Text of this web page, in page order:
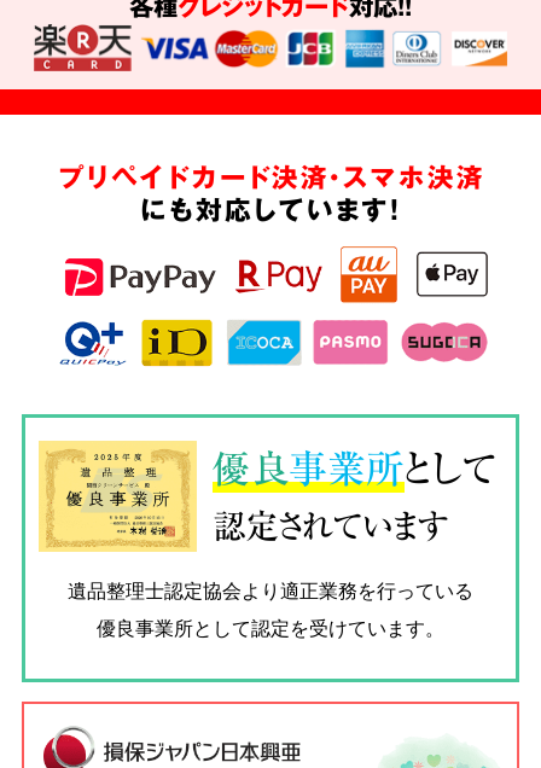
プリペイドカード決済・スマホ決済
にも対応しています!
優良事業所として
認定されています
遺品整理士認定協会より適正業務を行っている
優良事業所として認定を受けています。